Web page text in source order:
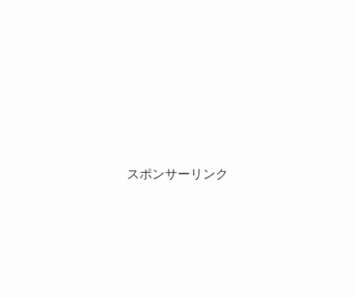
スポンサーリンク